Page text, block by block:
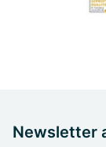
Newsletter